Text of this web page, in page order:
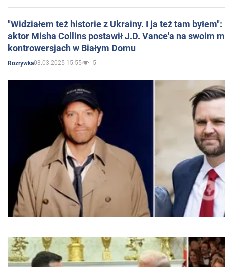
"Widziałem też historie z Ukrainy. I ja też tam
aktor Misha Collins postawił J.D. Vance'a na swoim
kontrowersjach w Białym Domu
Rozrywka03.03.2025 15:55 5